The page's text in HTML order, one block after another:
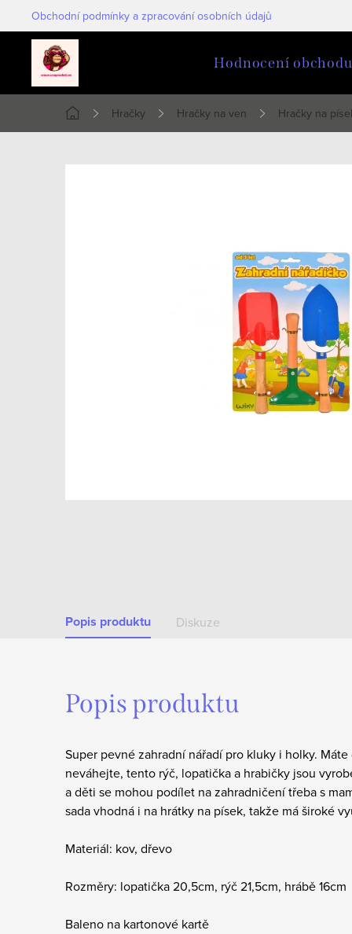
na
Obchodní podmínky a zpracování osobních údajů
Hodnocení obchodu
Domů
Hračky Hračky na ven Hračky na
Popis produktu Diskuze
Popis produktu
Super pevné zahradní nářadí pro kluky i holky.
neváhejte, tento rýč, lopatička a hrabičky jsou
a děti se mohou podílet na zahradničení třeba s
sada vhodná i na hrátky na písek, takže má široké
Materiál: kov, dřevo
Rozměry: lopatička 20,5cm, rýč 21,5cm, hrábě 16cm
Baleno na kartonové kartě